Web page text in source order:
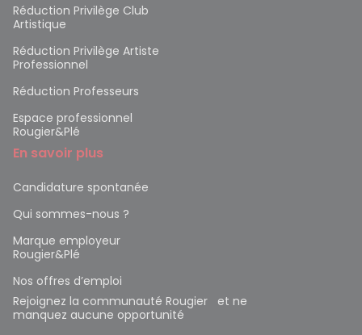
Réduction Privilège Club
Artistique
Réduction Privilège Artiste
Professionnel
Réduction Professeurs
Espace professionnel
Rougier&Plé
En savoir plus
Candidature spontanée
Qui sommes-nous ?
Marque employeur
Rougier&Plé
Nos offres d’emploi
Rejoignez la communauté Rougier et ne
manquez aucune opportunité